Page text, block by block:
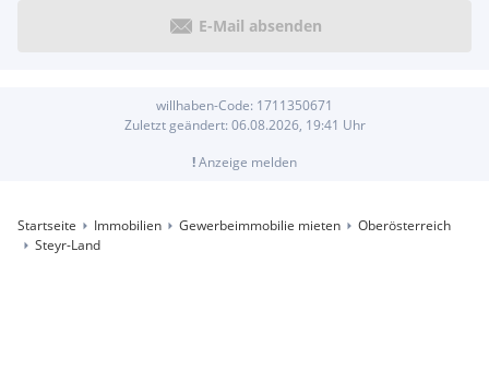
E-Mail absenden
willhaben-Code: 1711350671
Zuletzt geändert: 06.08.2026, 19:41 Uhr
!Anzeige melden
Startseite Immobilien Gewerbeimmobilie mieten
Oberösterreich
Steyr-Land